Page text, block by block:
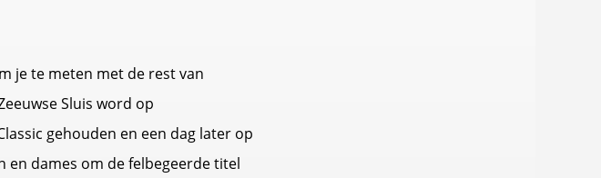
je te meten met de rest van
Sluis word op
gehouden en een dag later op
dames om de felbegeerde titel